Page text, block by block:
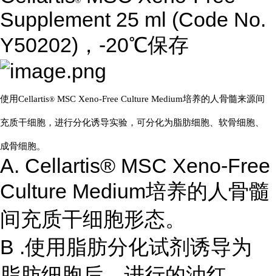
Supplement 25 ml (Code No.
Y50202)，-20℃保存
使用Cellartis® MSC Xeno-Free Culture Medium培养的人骨髓来源间
充质干细胞，进行分化诱导实验，可分化为脂肪细胞、软骨细胞、
成骨细胞。
A. Cellartis® MSC Xeno-Free
Culture Medium培养的人骨髓
间充质干细胞形态。
B .使用脂肪分化试剂诱导为